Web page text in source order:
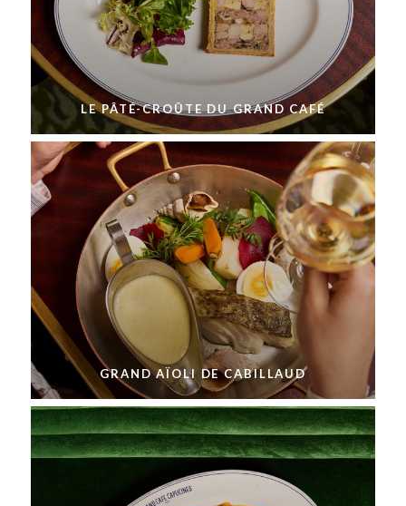
LE PÂTÉ-CROÛTE DU GRAND CAFÉ
GRAND AÏOLI DE CABILLAUD